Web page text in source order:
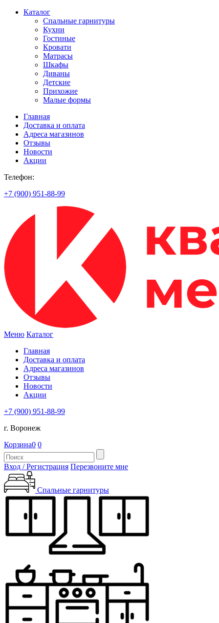
Каталог
Спальные гарнитуры
Кухни
Гостиные
Кровати
Матрасы
Шкафы
Диваны
Детские
Прихожие
Малые формы
Главная
Доставка и оплата
Адреса магазинов
Отзывы
Новости
Акции
Телефон:
+7 (900) 951-88-99
Меню Каталог
Главная
Доставка и оплата
Адреса магазинов
Отзывы
Новости
Акции
+7 (900) 951-88-99
г. Воронеж
Корзина0 0
Вход / Регистрация Перезвоните мне
Спальные гарнитуры